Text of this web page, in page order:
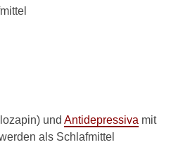
und Antidepressiva mit
als Schlafmittel